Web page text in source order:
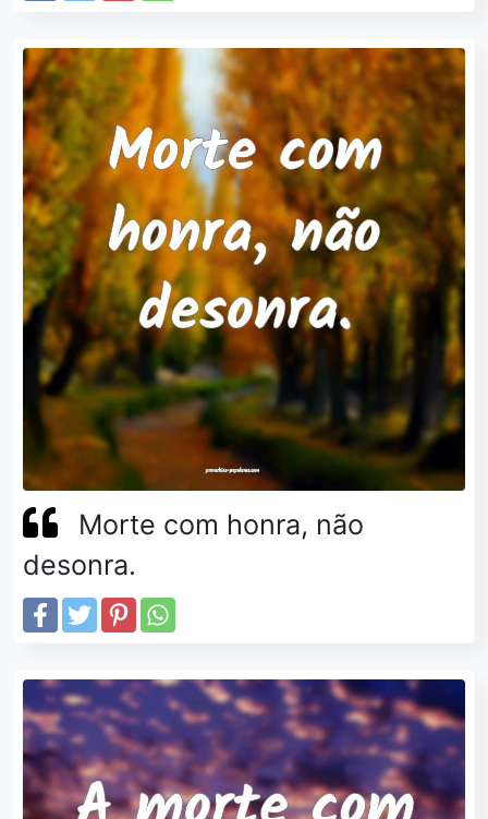
Morte com honra, não
desonra.